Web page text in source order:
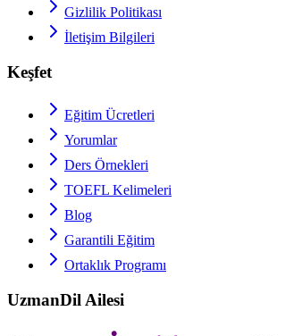
Gizlilik Politikası
İletişim Bilgileri
Keşfet
Eğitim Ücretleri
Yorumlar
Ders Örnekleri
TOEFL Kelimeleri
Blog
Garantili Eğitim
Ortaklık Programı
UzmanDil Ailesi